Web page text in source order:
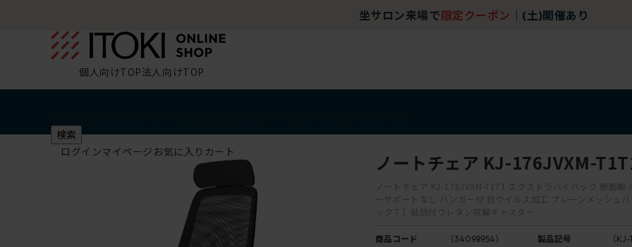
坐サロン来場で 限定クーポン (土)開催あり
個人向けTOP法人向けTOP
検索
ログインマイページ お気に入り カート ノートチェア KJ-176JVXM-
ノートチェア KJ-176JVXM-T1T1 エクストラハイバック 樹脂脚
ーサポートなし ハンガー付 抗ウイルス加工 プレーンメッシュ
ックＴ］抵抗付ウレタン双輪キャスター
商品コード （34098954） 製品記号 （